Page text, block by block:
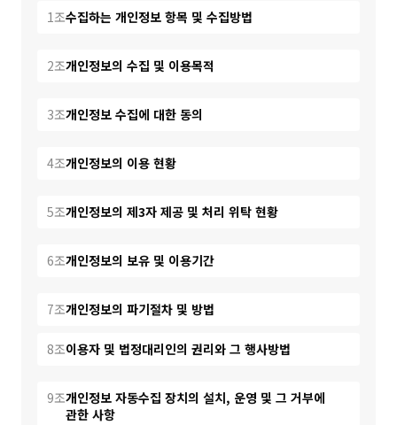
1조수집하는 개인정보 항목 및 수집방법
2조개인정보의 수집 및 이용목적
3조개인정보 수집에 대한 동의
4조개인정보의 이용 현황
5조개인정보의 제3자 제공 및 처리 위탁 현황
6조개인정보의 보유 및 이용기간
7조개인정보의 파기절차 및 방법
8조이용자 및 법정대리인의 권리와 그 행사방법
9조개인정보 자동수집 장치의 설치, 운영 및 그 거부에
관한 사항